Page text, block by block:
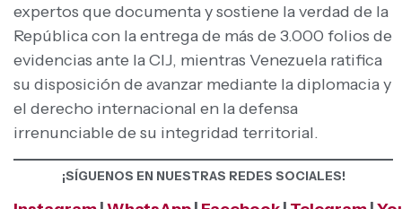
expertos que documenta y sostiene la verdad de la
República con la entrega de más de 3.000 folios de
evidencias ante la CIJ, mientras Venezuela ratifica
su disposición de avanzar mediante la diplomacia y
el derecho internacional en la defensa
irrenunciable de su integridad territorial.
¡SÍGUENOS EN NUESTRAS REDES SOCIALES!